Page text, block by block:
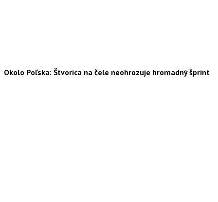
Okolo Poľska: Štvorica na čele neohrozuje hromadný šprint